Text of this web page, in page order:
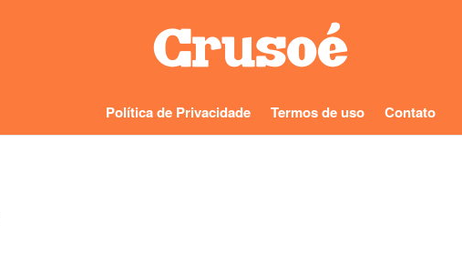
Política de Privacidade Termos de uso Contato